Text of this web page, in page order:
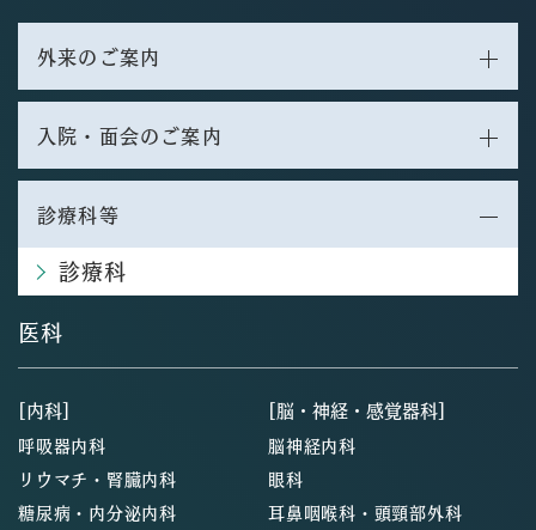
外来のご案内
入院・面会のご案内
診療科等
診療科
医科
[内科]
呼吸器内科
リウマチ・腎臓内科
糖尿病・内分泌内科
[脳・神経・感覚器科]
脳神経内科
眼科
耳鼻咽喉科・頭頸部外科